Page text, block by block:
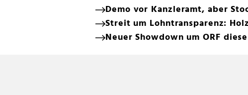
Demo vor Kanzleramt, aber
Streit um Lohntransparenz:
Neuer Showdown um ORF